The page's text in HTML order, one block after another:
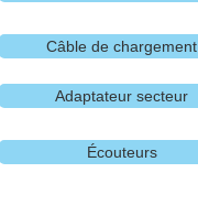
Câble de chargement
Adaptateur secteur
Écouteurs